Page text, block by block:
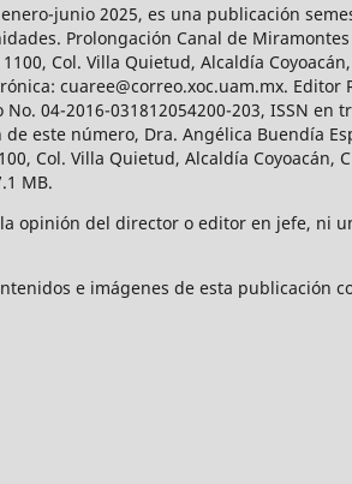
junio 2025, es una publicación
Prolongación Canal de Miramontes
Col. Villa Quietud, Alcaldía
cuaree@correo.xoc.uam.mx. Editor
04-2016-031812054200-203, ISSN
este número, Dra. Angélica Buendía
Col. Villa Quietud, Alcaldía Coyoacán,
MB.
opinión del director o editor en jefe, ni
e imágenes de esta publicación